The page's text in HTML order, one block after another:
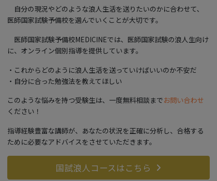
自分の現況やどのような浪人生活を送りたいのかに合わせて、
医師国家試験予備校を選んでいくことが大切です。
医師国家試験予備校MEDICINEでは、医師国家試験の浪人生向け
に、オンライン個別指導を提供しています。
・これからどのように浪人生活を送っていけばいいのか不安だ
・自分に合った勉強法を教えてほしい
このような悩みを持つ受験生は、一度無料相談までお問い合わせ
ください！
指導経験豊富な講師が、あなたの状況を正確に分析し、合格する
ために必要なアドバイスをさせていただきます。
国試浪人コースはこちら